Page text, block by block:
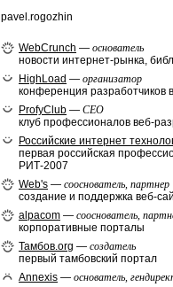
pavel.rogozhin
WebCrunch — основатель
новости интернет-рынка,
HighLoad — организатор
конференция разработчиков
ProfyClub — CEO
клуб профессионалов веб-
Российские интернет
первая российская
РИТ-2007
Web's — сооснователь, партнер
создание и поддержка веб-
alpacom — сооснователь,
корпоративные порталы
Тамбов.org — создатель
первый тамбовский портал
Annexis — основатель,